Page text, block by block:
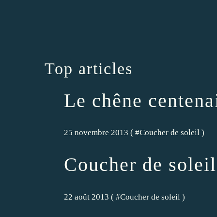
Top articles
Le chêne
25 novembre 2013 ( #Coucher de soleil )
Coucher de soleil
22 août 2013 ( #Coucher de soleil )